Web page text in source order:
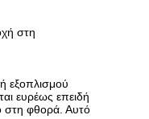
στη
εξοπλισμού
ευρέως επειδή
στη φθορά. Αυτό